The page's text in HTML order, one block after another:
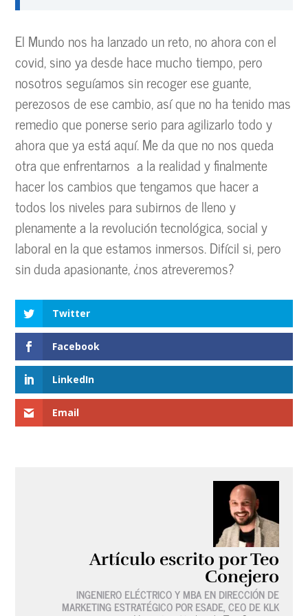
El Mundo nos ha lanzado un reto, no ahora con el
covid, sino ya desde hace mucho tiempo, pero
nosotros seguíamos sin recoger ese guante,
perezosos de ese cambio, así que no ha tenido mas
remedio que ponerse serio para agilizarlo todo y
ahora que ya está aquí. Me da que no nos queda
otra que enfrentarnos a la realidad y finalmente
hacer los cambios que tengamos que hacer a
todos los niveles para subirnos de lleno y
plenamente a la revolución tecnológica, social y
laboral en la que estamos inmersos. Difícil si, pero
sin duda apasionante, ¿nos atreveremos?
Twitter
Facebook
LinkedIn
Email
Artículo escrito por Teo
Conejero
INGENIERO ELÉCTRICO Y MBA EN DIRECCIÓN DE
MARKETING ESTRATÉGICO POR ESADE, CEO DE KLK